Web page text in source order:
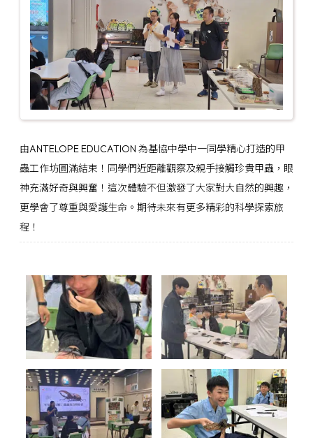
由ANTELOPE EDUCATION 為基協中學中一同學精心打造的甲
蟲工作坊圓滿結束！同學們近距離觀察及親手接觸珍貴甲蟲，眼
神充滿好奇與興奮！這次體驗不但激發了大家對大自然的興趣，
更學會了尊重與愛護生命。期待未來有更多精彩的科學探索旅
程！